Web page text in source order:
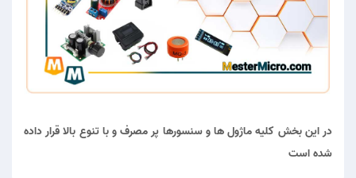
در این بخش کلیه ماژول ها و سنسورها پر مصرف و با تنوع بالا قرار داده
شده است